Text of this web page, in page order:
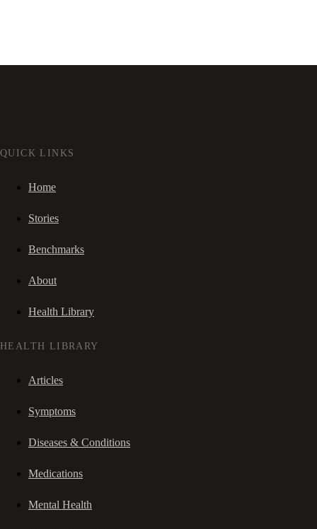
QUICK LINKS
Home
Stories
Benchmarks
About
Health Library
HEALTH LIBRARY
Articles
Symptoms
Diseases & Conditions
Medications
Mental Health